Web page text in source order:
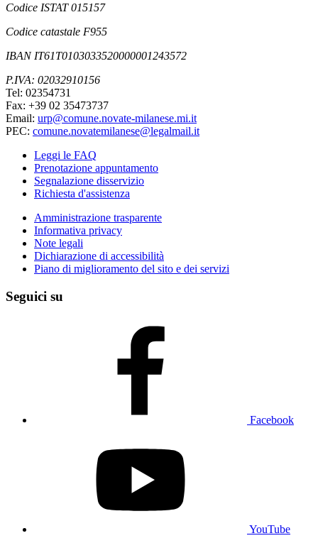
Codice ISTAT 015157
Codice catastale F955
IBAN IT61T0103033520000001243572
P.IVA: 02032910156
Tel: 02354731
Fax: +39 02 35473737
Email: urp@comune.novate-milanese.mi.it
PEC: comune.novatemilanese@legalmail.it
Leggi le FAQ
Prenotazione appuntamento
Segnalazione disservizio
Richiesta d'assistenza
Amministrazione trasparente
Informativa privacy
Note legali
Dichiarazione di accessibilità
Piano di miglioramento del sito e dei servizi
Seguici su
Facebook
YouTube